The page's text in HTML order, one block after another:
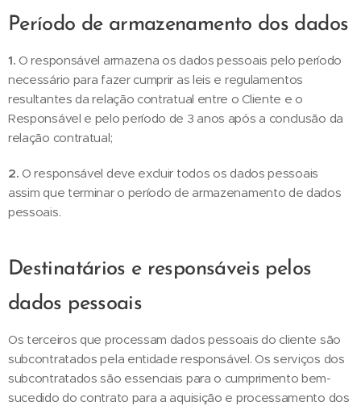
Período de armazenamento dos dados
1. O responsável armazena os dados pessoais pelo período
necessário para fazer cumprir as leis e regulamentos
resultantes da relação contratual entre o Cliente e o
Responsável e pelo período de 3 anos após a conclusão da
relação contratual;
2. O responsável deve excluir todos os dados pessoais
assim que terminar o período de armazenamento de dados
pessoais.
Destinatários e responsáveis pelos
dados pessoais
Os terceiros que processam dados pessoais do cliente são
subcontratados pela entidade responsável. Os serviços dos
subcontratados são essenciais para o cumprimento bem-
sucedido do contrato para a aquisição e processamento dos